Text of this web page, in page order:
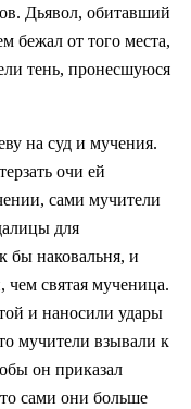
Дьявол, обитавший
бежал от того места,
тень, пронесшуюся
на суд и мучения.
очи ей
сами мучители
для
бы наковальня, и
святая мученица.
и наносили удары
мучители взывали к
он приказал
сами они больше